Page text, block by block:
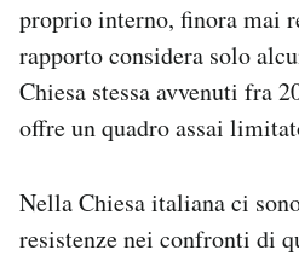
proprio interno, finora mai
rapporto considera solo
Chiesa stessa avvenuti fra
offre un quadro assai
Nella Chiesa italiana ci
resistenze nei confronti di